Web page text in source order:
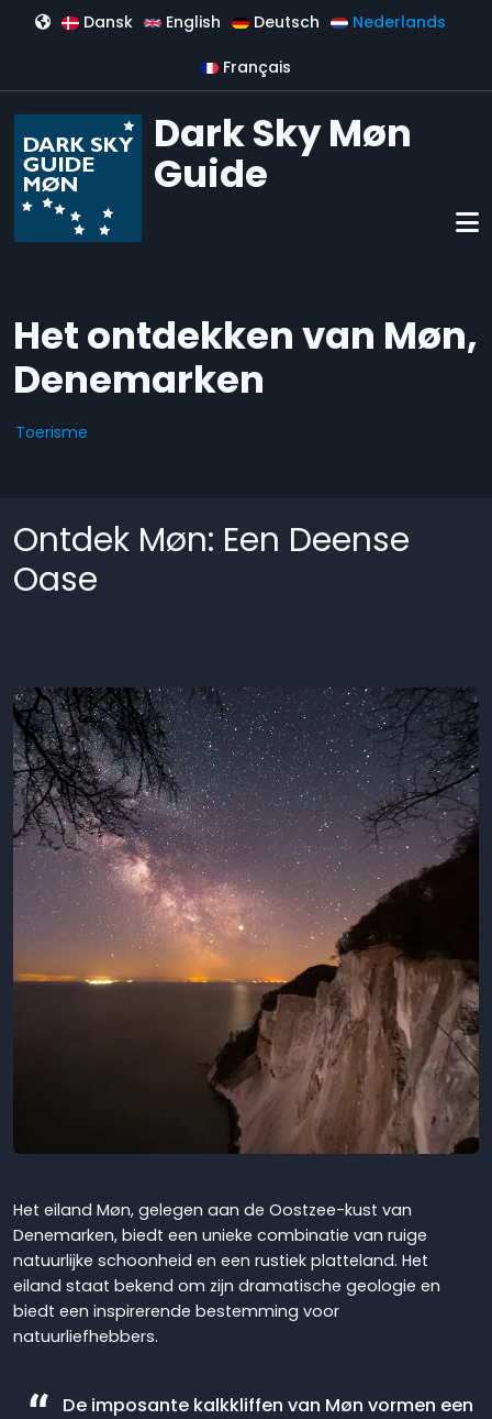
Overslaan en naar de inhoud gaan
Dansk English Deutsch Nederlands
Français
Dark Sky Møn
Guide
Het ontdekken van Møn,
Denemarken
Toerisme
Ontdek Møn: Een Deense
Oase
Het eiland Møn, gelegen aan de Oostzee-kust van
Denemarken, biedt een unieke combinatie van ruige
natuurlijke schoonheid en een rustiek platteland. Het
eiland staat bekend om zijn dramatische geologie en
biedt een inspirerende bestemming voor
natuurliefhebbers.
De imposante kalkkliffen van Møn vormen een